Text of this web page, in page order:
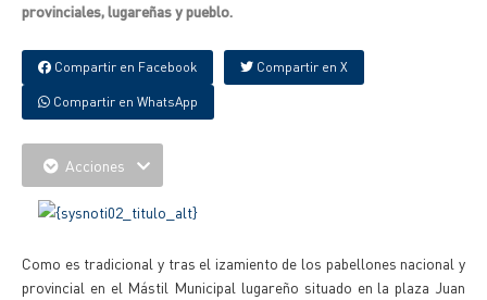
provinciales, lugareñas y pueblo.
Compartir en Facebook Compartir en X
Compartir en WhatsApp
Acciones
Como es tradicional y tras el izamiento de los pabellones nacional y
provincial en el Mástil Municipal lugareño situado en la plaza Juan